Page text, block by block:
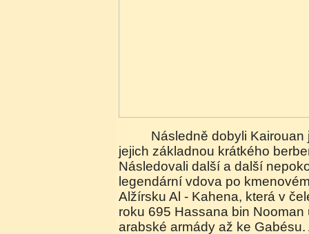
Následně dobyli Kairouan jež se stal do roku 689
jejich základnou krátkého
Následovali další a další
legendární vdova po
Alžírsku Al - Kahena, která v
roku 695 Hassana bin
arabské armády až ke